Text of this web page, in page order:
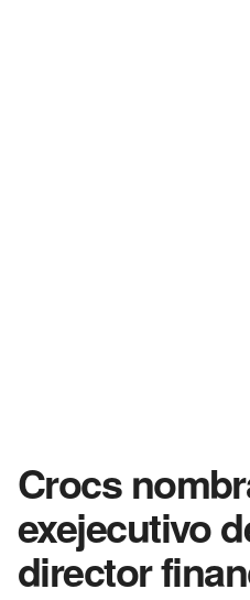
Crocs
exejecutivo
director